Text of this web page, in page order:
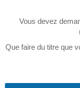
Vous devez
Que faire du titre que